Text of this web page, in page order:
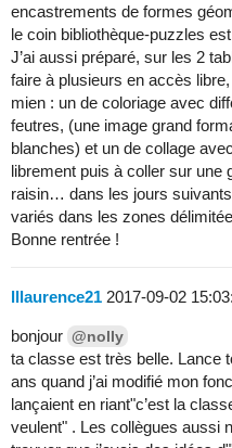
encastrements de formes
le coin bibliothèque-puzzles
J’ai aussi préparé, sur les 2
faire à plusieurs en accès
mien : un de coloriage avec
feutres, (une image grand
blanches) et un de collage
librement puis à coller sur une
raisin… dans les jours
variés dans les zones
Bonne rentrée !
lllaurence21 2017-09-02
bonjour @nolly
ta classe est très belle. Lance
ans quand j’ai modifié mon
lançaient en riant"c’est la
veulent" . Les collègues aussi